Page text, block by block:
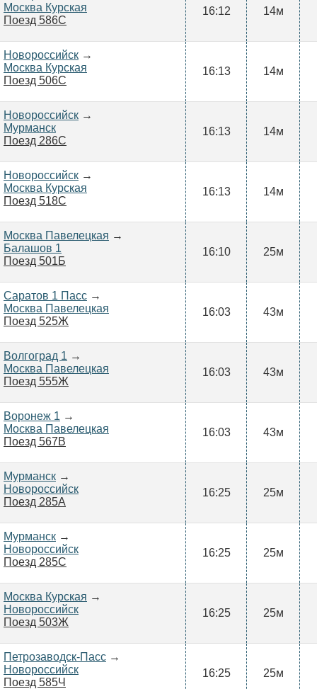
Москва Курская
Поезд 586С
16:12 14м
Новороссийск →
Москва Курская
Поезд 506С
16:13 14м
Новороссийск →
Мурманск
Поезд 286С
16:13 14м
Новороссийск →
Москва Курская
Поезд 518С
16:13 14м
Москва Павелецкая →
Балашов 1
Поезд 501Б
16:10 25м
Саратов 1 Пасс →
Москва Павелецкая
Поезд 525Ж
16:03 43м
Волгоград 1 →
Москва Павелецкая
Поезд 555Ж
16:03 43м
Воронеж 1 →
Москва Павелецкая
Поезд 567В
16:03 43м
Мурманск →
Новороссийск
Поезд 285А
16:25 25м
Мурманск →
Новороссийск
Поезд 285С
16:25 25м
Москва Курская →
Новороссийск
Поезд 503Ж
16:25 25м
Петрозаводск-Пасс →
Новороссийск
Поезд 585Ч
16:25 25м